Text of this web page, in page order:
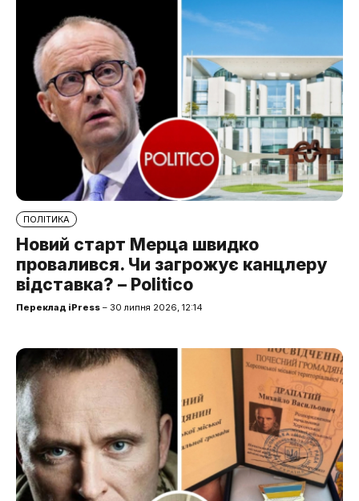
ПОЛІТИКА
Новий старт Мерца швидко
провалився. Чи загрожує канцлеру
відставка? – Politico
Переклад iPress – 30 липня 2026, 12:14